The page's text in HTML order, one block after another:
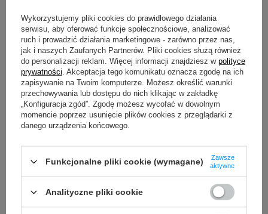
OPIS
SZCZEGÓŁOWE DANE
GWARANCJA
OPINIE (0)
Potrzebujesz pomocy? Masz pytania?
niezwłocznie, najciekawsze pytania i
Zadaj pytanie
Wykorzystujemy pliki cookies do prawidłowego działania
serwisu, aby oferować funkcje społecznościowe, analizować
ruch i prowadzić działania marketingowe - zarówno przez nas,
jak i naszych Zaufanych Partnerów. Pliki cookies służą również
do personalizacji reklam. Więcej informacji znajdziesz w polityce
prywatności . Akceptacja tego komunikatu oznacza zgodę na ich
zapisywanie na Twoim komputerze. Możesz określić warunki
przechowywania lub dostępu do nich klikając w zakładkę
„Konfiguracja zgód”. Zgodę możesz wycofać w dowolnym
momencie poprzez usunięcie plików cookies z przeglądarki z
danego urządzenia końcowego.
Funkcjonalne pliki cookie (wymagane)
Zawsze
aktywne
Analityczne pliki cookie